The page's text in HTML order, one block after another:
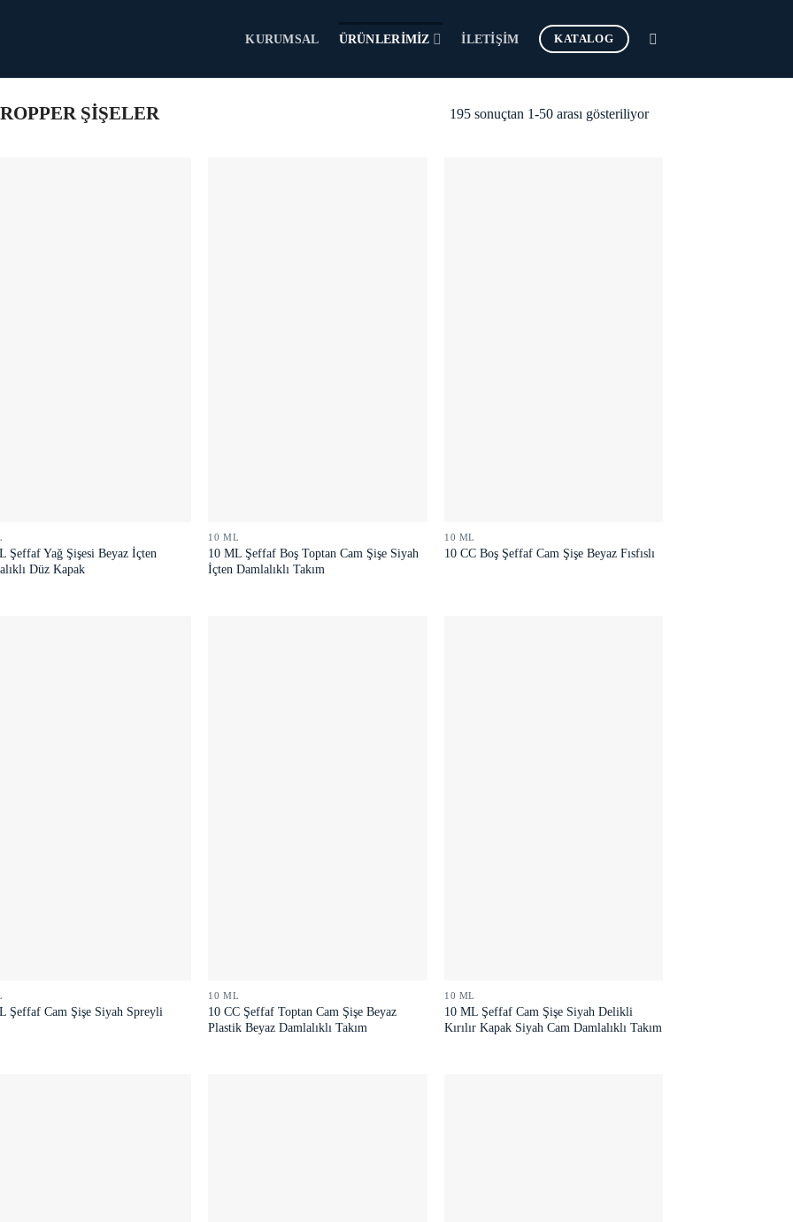
KURUMSAL ÜRÜNLERIMIZ İLETIŞIM KATALOG
ŞİŞELER 195 sonuçtan 1-50 arası gösteriliyor
Şeffaf Yağ Şişesi Beyaz İçten
Düz Kapak
10 ML
10 ML Şeffaf Boş Toptan Cam Şişe Siyah
İçten Damlalıklı Takım
10 ML
10 CC Boş Şeffaf Cam Şişe Beyaz Fısfıslı
Şeffaf Cam Şişe Siyah Spreyli
10 ML
10 CC Şeffaf Toptan Cam Şişe Beyaz
Plastik Beyaz Damlalıklı Takım
10 ML
10 ML Şeffaf Cam Şişe Siyah Delikli
Kırılır Kapak Siyah Cam Damlalıklı Takım